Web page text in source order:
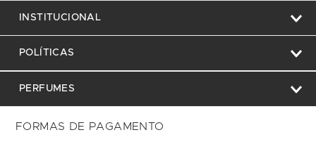
INSTITUCIONAL
POLÍTICAS
PERFUMES
FORMAS DE PAGAMENTO